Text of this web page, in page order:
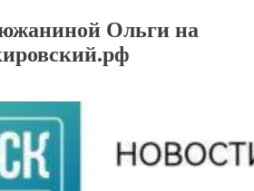
Ольги на